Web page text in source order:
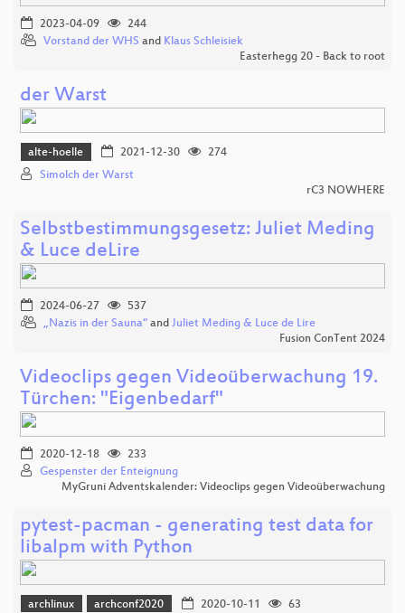
2023-04-09
244
Vorstand der WHS and Klaus Schleisiek
Easterhegg 20 - Back to root
der Warst
alte-hoelle 2021-12-30
274
Simolch der Warst
rC3 NOWHERE
Selbstbestimmungsgesetz: Juliet Meding
& Luce deLire
2024-06-27
537
„Nazis in der Sauna“ and Juliet Meding & Luce de Lire
Fusion ConTent 2024
Videoclips gegen Videoüberwachung 19.
Türchen: "Eigenbedarf"
2020-12-18
233
Gespenster der Enteignung
MyGruni Adventskalender: Videoclips gegen Videoüberwachung
pytest-pacman - generating test data for
libalpm with Python
archlinux archconf2020 2020-10-11
63